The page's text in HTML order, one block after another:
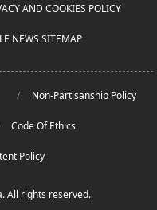
AND COOKIES POLICY
NEWS SITEMAP
Non-Partisanship Policy
Code Of Ethics
Policy
All rights reserved.